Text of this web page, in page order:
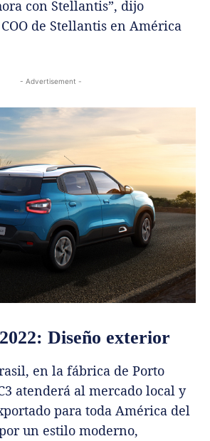
con Stellantis”, dijo
de Stellantis en América
- Advertisement -
Diseño exterior
en la fábrica de Porto
atenderá al mercado local y
para toda América del
un estilo moderno,